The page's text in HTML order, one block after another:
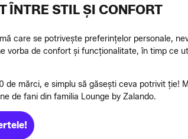
ÎNTRE STIL ȘI CONFORT
care se potrivește preferințelor personale,
vorba de confort și funcționalitate, în timp ce
mărci, e simplu să găsești ceva potrivit ție!
de fani din familia Lounge by Zalando.